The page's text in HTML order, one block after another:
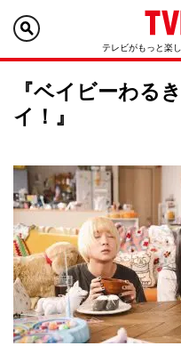
テレビがもっと楽
『ベイビーわる
イ！』